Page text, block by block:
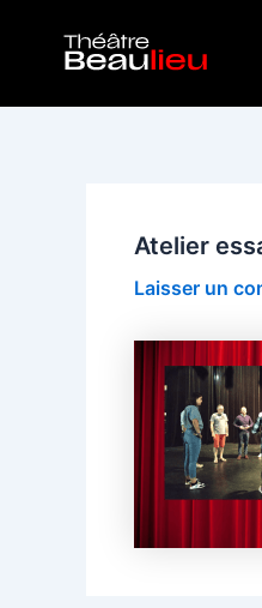
contenu
Atelier
Laisser un
des
articles